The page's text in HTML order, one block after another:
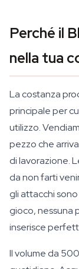
Perché il
nella tua
La costanza
principale per
utilizzo.
pezzo che
di lavorazione.
da non farti
gli attacchi
gioco, nessuna
inserisce
Il volume da